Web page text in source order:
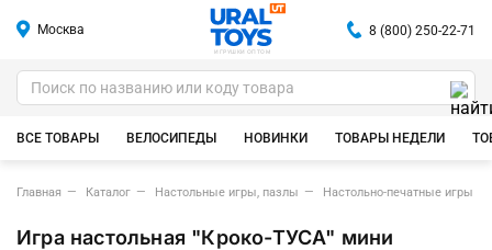
Москва
ИГРУШКИ ОПТОМ
8 (800) 250-22-71
ВСЕ ТОВАРЫ ВЕЛОСИПЕДЫ НОВИНКИ ТОВАРЫ НЕДЕЛИ
Главная Каталог Настольные игры, пазлы Настольно-печатные игры
Игра настольная "Кроко-ТУСА" мини